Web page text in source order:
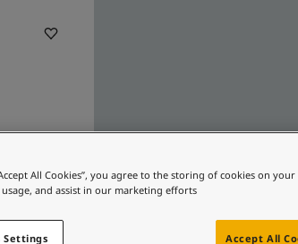
All Cookies”, you agree to the storing of cookies on
usage, and assist in our marketing efforts.
Accept All
Settings